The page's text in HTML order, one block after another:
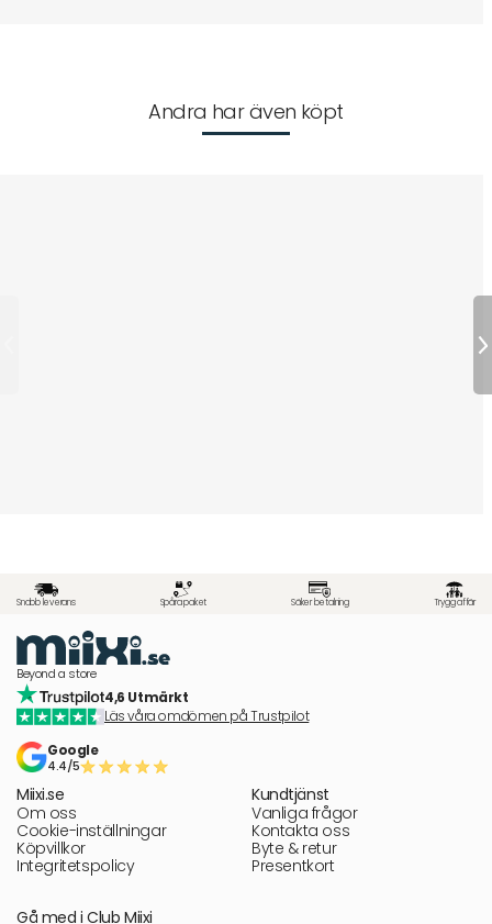
Andra har även köpt
Snabb leverans Spåra paket Säker betalning Trygg affär
Beyond a store
4,6 Utmärkt
Läs våra omdömen på Trustpilot
Google
4.4/5
Miixi.se
Om oss
Cookie-inställningar
Köpvillkor
Integritetspolicy
Kundtjänst
Vanliga frågor
Kontakta oss
Byte & retur
Presentkort
Gå med i Club Miixi